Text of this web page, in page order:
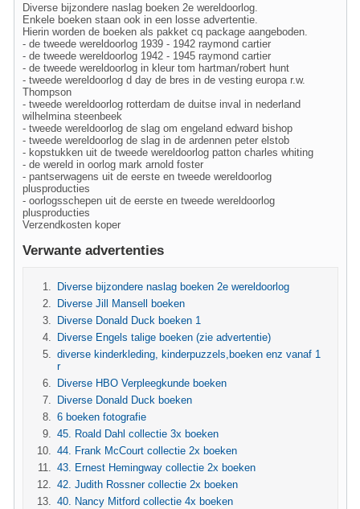
Diverse bijzondere naslag boeken 2e wereldoorlog.
Enkele boeken staan ook in een losse advertentie.
Hierin worden de boeken als pakket cq package aangeboden.
- de tweede wereldoorlog 1939 - 1942 raymond cartier
- de tweede wereldoorlog 1942 - 1945 raymond cartier
- de tweede wereldoorlog in kleur tom hartman/robert hunt
- tweede wereldoorlog d day de bres in de vesting europa r.w.
Thompson
- tweede wereldoorlog rotterdam de duitse inval in nederland
wilhelmina steenbeek
- tweede wereldoorlog de slag om engeland edward bishop
- tweede wereldoorlog de slag in de ardennen peter elstob
- kopstukken uit de tweede wereldoorlog patton charles whiting
- de wereld in oorlog mark arnold foster
- pantserwagens uit de eerste en tweede wereldoorlog
plusproducties
- oorlogsschepen uit de eerste en tweede wereldoorlog
plusproducties
Verzendkosten koper
Verwante advertenties
Diverse bijzondere naslag boeken 2e wereldoorlog
Diverse Jill Mansell boeken
Diverse Donald Duck boeken 1
Diverse Engels talige boeken (zie advertentie)
diverse kinderkleding, kinderpuzzels,boeken enz vanaf 1
r
Diverse HBO Verpleegkunde boeken
Diverse Donald Duck boeken
6 boeken fotografie
45. Roald Dahl collectie 3x boeken
44. Frank McCourt collectie 2x boeken
43. Ernest Hemingway collectie 2x boeken
42. Judith Rossner collectie 2x boeken
40. Nancy Mitford collectie 4x boeken